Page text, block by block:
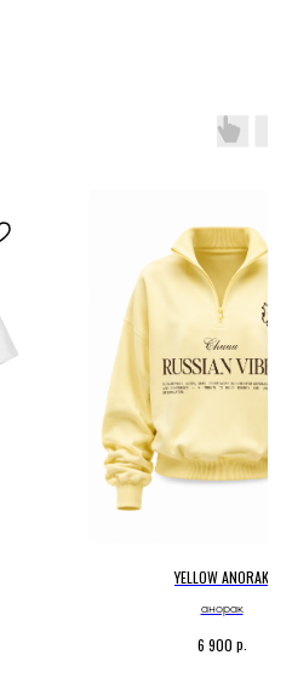
YELLOW ANORAK
анорак
6 900 р.